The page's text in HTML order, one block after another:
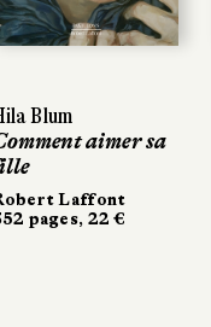
Blum
aimer sa
Laffont
pages, 22 €